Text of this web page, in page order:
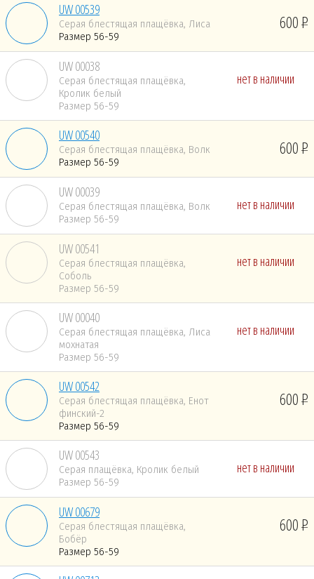
UW 00539
Серая блестящая плащёвка, Лиса
Размер 56-59
600
UW 00038
Серая блестящая плащёвка,
Кролик белый
Размер 56-59
нет в наличии
UW 00540
Серая блестящая плащёвка, Волк
Размер 56-59
600
UW 00039
Серая блестящая плащёвка, Волк
Размер 56-59
нет в наличии
UW 00541
Серая блестящая плащёвка,
Соболь
Размер 56-59
нет в наличии
UW 00040
Серая блестящая плащёвка, Лиса
мохнатая
Размер 56-59
нет в наличии
UW 00542
Серая блестящая плащёвка, Енот
финский-2
Размер 56-59
600
UW 00543
Серая плащёвка, Кролик белый
Размер 56-59
нет в наличии
UW 00679
Серая блестящая плащёвка,
Бобёр
Размер 56-59
600